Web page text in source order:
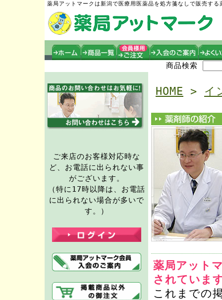
薬局アットマークは新潟で医療用医薬品を処方箋なしで販売する
商品検索
ご来店のお客様対応時な
ど、お電話に出られない事
がございます。
（特に17時以降は、お電話
に出られない場合が多いで
す。）
HOME > イ
薬局アット
されていま
これまでの